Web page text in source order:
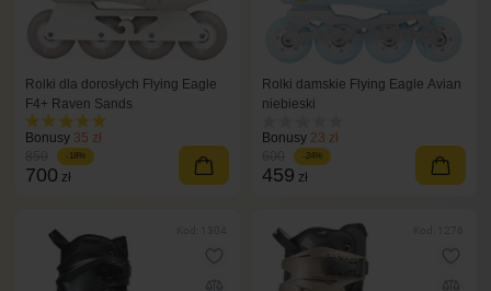
Rolki dla dorosłych Flying Eagle
F4+ Raven Sands
Bonusy 35 zł
-18%
700 zł
Rolki damskie Flying Eagle Avian
niebieski
Bonusy 23 zł
-24%
459 zł